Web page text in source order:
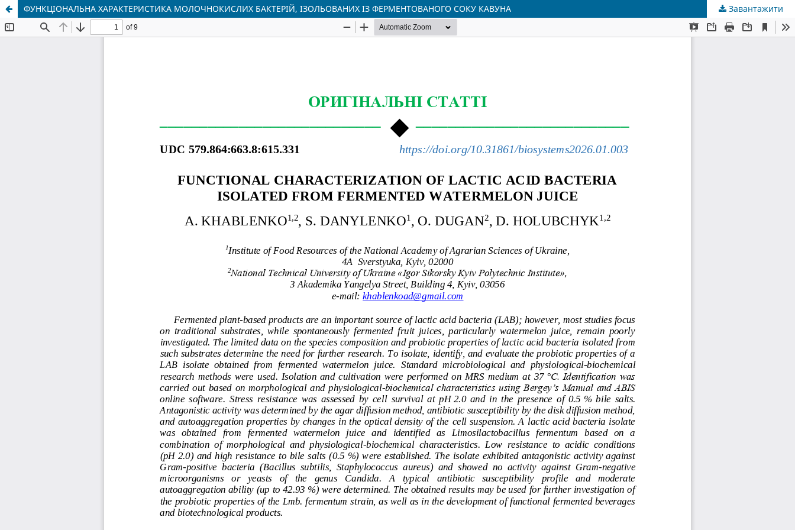
ФУНКЦІОНАЛЬНА ХАРАКТЕРИСТИКА МОЛОЧНОКИСЛИХ БАКТЕРІЙ, ІЗОЛЬОВАНИХ ІЗ ФЕРМЕНТОВАНОГО СОКУ КАВУНА Завантажити